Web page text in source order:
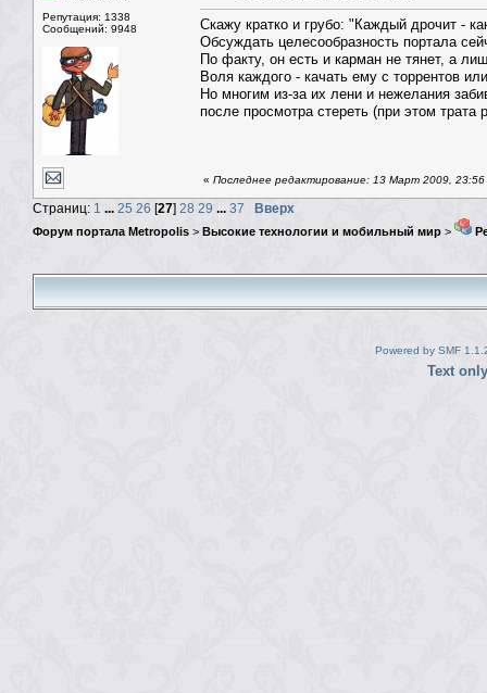
Репутация: 1338
Сообщений: 9948
Скажу кратко и грубо: "Каждый дрочит -
Обсуждать целесообразность портала
По факту, он есть и карман не тянет, а
Воля каждого - качать ему с торрентов
Но многим из-за их лени и нежелания
после просмотра стереть (при этом трата
« Последнее редактирование: 13 Март 2009,
Страниц: 1 ... 25 26 [27] 28 29 ... 37 Вверх
Форум портала Metropolis > Высокие технологии и мобильный мир >
Powered by SMF
Text